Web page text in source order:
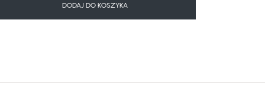
DODAJ DO KOSZYKA